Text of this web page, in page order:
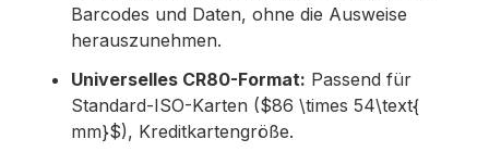
Barcodes und Daten, ohne die Ausweise
herauszunehmen.
Universelles CR80-Format: Passend für
Standard-ISO-Karten ($86 \times 54\text{
mm}$), Kreditkartengröße.